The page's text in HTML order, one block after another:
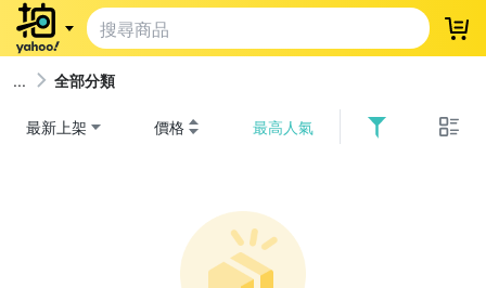
登
全部分類
最新上架 價格 最高人氣